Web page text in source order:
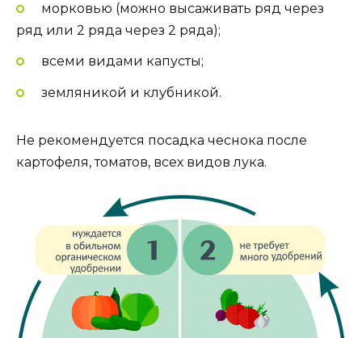
морковью (можно высаживать ряд через
ряд или 2 ряда через 2 ряда);
всеми видами капусты;
земляникой и клубникой.
Не рекомендуется посадка чеснока после
картофеля, томатов, всех видов лука.